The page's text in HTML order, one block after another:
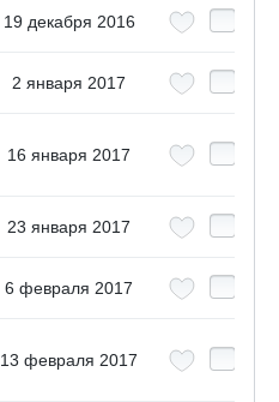
19 декабря 2016
2 января 2017
16 января 2017
23 января 2017
6 февраля 2017
13 февраля 2017